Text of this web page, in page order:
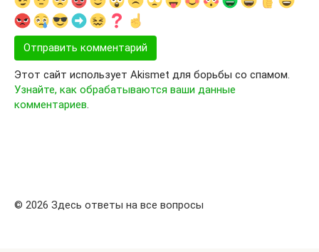
Этот сайт использует Akismet для борьбы со спамом.
Узнайте, как обрабатываются ваши данные
комментариев.
© 2026 Здесь ответы на все вопросы